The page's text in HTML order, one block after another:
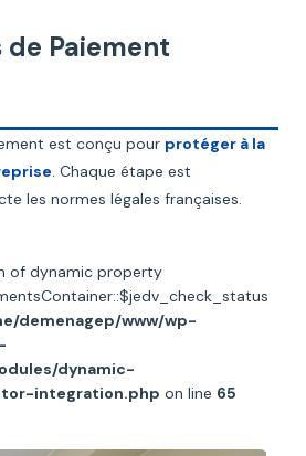
de Paiement
est conçu pour protéger à la
. Chaque étape est
les normes légales françaises.
of dynamic property
demenagep/www/wp-
dynamic-
integration.php on line 65